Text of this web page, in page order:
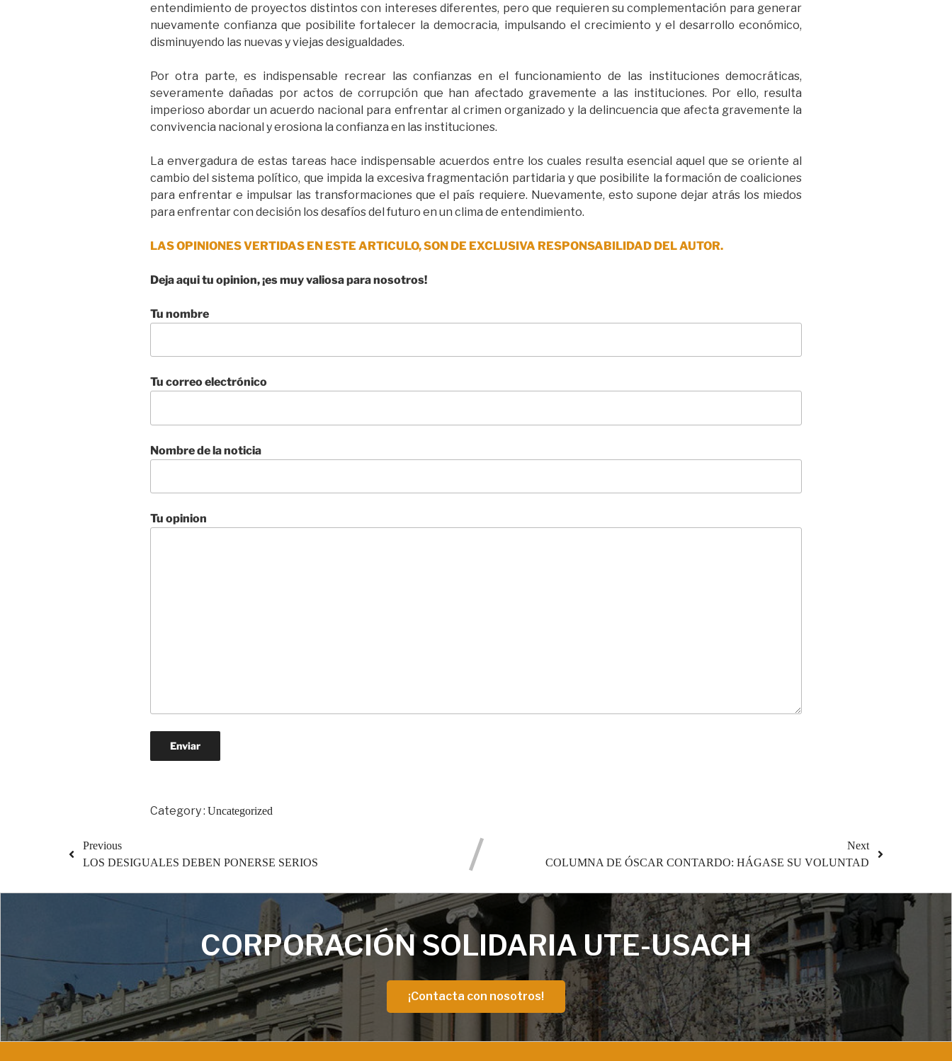
entendimiento de proyectos distintos con intereses diferentes, pero que requieren su complementación para generar
nuevamente confianza que posibilite fortalecer la democracia, impulsando el crecimiento y el desarrollo económico,
disminuyendo las nuevas y viejas desigualdades.
Por otra parte, es indispensable recrear las confianzas en el funcionamiento de las instituciones democráticas,
severamente dañadas por actos de corrupción que han afectado gravemente a las instituciones. Por ello, resulta
imperioso abordar un acuerdo nacional para enfrentar al crimen organizado y la delincuencia que afecta gravemente la
convivencia nacional y erosiona la confianza en las instituciones.
La envergadura de estas tareas hace indispensable acuerdos entre los cuales resulta esencial aquel que se oriente al
cambio del sistema político, que impida la excesiva fragmentación partidaria y que posibilite la formación de coaliciones
para enfrentar e impulsar las transformaciones que el país requiere. Nuevamente, esto supone dejar atrás los miedos
para enfrentar con decisión los desafíos del futuro en un clima de entendimiento.
LAS OPINIONES VERTIDAS EN ESTE ARTICULO, SON DE EXCLUSIVA RESPONSABILIDAD DEL AUTOR.
Deja aqui tu opinion, ¡es muy valiosa para nosotros!
Tu nombre
Tu correo electrónico
Nombre de la noticia
Tu opinion
Category : Uncategorized
Previous
LOS DESIGUALES DEBEN PONERSE SERIOS
Next
COLUMNA DE ÓSCAR CONTARDO: HÁGASE SU VOLUNTAD
CORPORACIÓN SOLIDARIA UTE-USACH
¡Contacta con nosotros!